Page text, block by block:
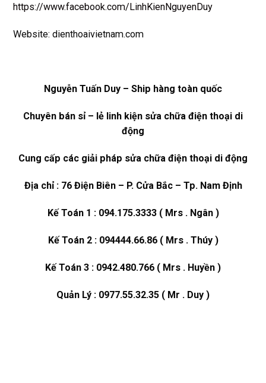
https://www.facebook.com/LinhKienNguyenDuy
Website: dienthoaivietnam.com
Nguyễn Tuấn Duy – Ship hàng toàn quốc
Chuyên bán sỉ – lẻ linh kiện sửa chữa điện thoại di
động
Cung cấp các giải pháp sửa chữa điện thoại di động
Địa chỉ : 76 Điện Biên – P. Cửa Bắc – Tp. Nam Định
Kế Toán 1 : 094.175.3333 ( Mrs . Ngân )
Kế Toán 2 : 094444.66.86 ( Mrs . Thúy )
Kế Toán 3 : 0942.480.766 ( Mrs . Huyền )
Quản Lý : 0977.55.32.35 ( Mr . Duy )